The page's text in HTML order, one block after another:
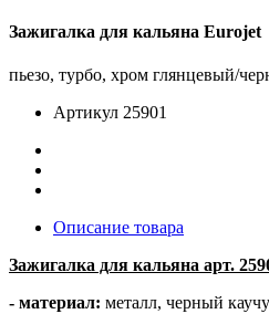
Зажигалка для кальяна Eurojet
пьезо, турбо, хром глянцевый/
Артикул 25901
Описание товара
Зажигалка для кальяна арт.
- материал: металл, черный